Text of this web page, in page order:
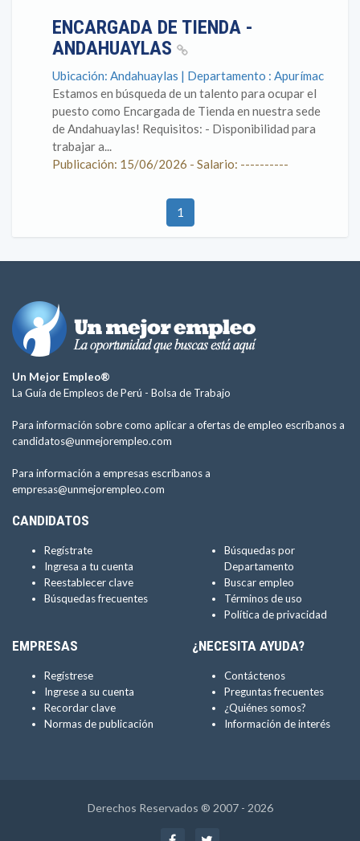
ENCARGADA DE TIENDA -
ANDAHUAYLAS
Ubicación: Andahuaylas | Departamento : Apurímac
Estamos en búsqueda de un talento para ocupar el
puesto como Encargada de Tienda en nuestra sede
de Andahuaylas! Requisitos: - Disponibilidad para
trabajar a...
Publicación: 15/06/2026 - Salario: ----------
1
Un Mejor Empleo®
La Guía de Empleos de Perú - Bolsa de Trabajo
Para información sobre como aplicar a ofertas de empleo escríbanos a
candidatos@unmejorempleo.com
Para información a empresas escríbanos a
empresas@unmejorempleo.com
CANDIDATOS
Regístrate
Ingresa a tu cuenta
Reestablecer clave
Búsquedas frecuentes
Búsquedas por
Departamento
Buscar empleo
Términos de uso
Política de privacidad
EMPRESAS
Regístrese
Ingrese a su cuenta
Recordar clave
Normas de publicación
¿NECESITA AYUDA?
Contáctenos
Preguntas frecuentes
¿Quiénes somos?
Información de interés
Derechos Reservados ® 2007 - 2026